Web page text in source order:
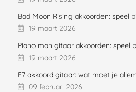
Bad Moon Rising akkoorden: speel
19 maart 2026
Piano man gitaar akkoorden: speel
19 maart 2026
F7 akkoord gitaar: wat moet je
09 februari 2026